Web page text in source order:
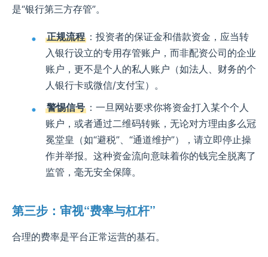
是“银行第三方存管”。
正规流程 ：投资者的保证金和借款资金，应当转
入银行设立的专用存管账户，而非配资公司的企业
账户，更不是个人的私人账户（如法人、财务的个
人银行卡或微信/支付宝）。
警惕信号 ：一旦网站要求你将资金打入某个个人
账户，或者通过二维码转账，无论对方理由多么冠
冕堂皇（如“避税”、“通道维护”），请立即停止操
作并举报。这种资金流向意味着你的钱完全脱离了
监管，毫无安全保障。
第三步：审视“费率与杠杆”
合理的费率是平台正常运营的基石。